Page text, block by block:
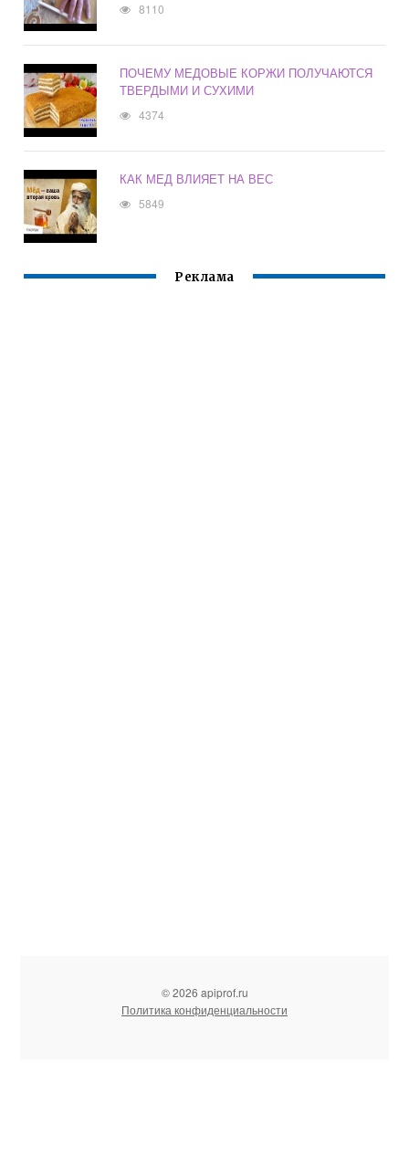
8110
ПОЧЕМУ МЕДОВЫЕ КОРЖИ ПОЛУЧАЮТСЯ
ТВЕРДЫМИ И СУХИМИ
4374
КАК МЕД ВЛИЯЕТ НА ВЕС
5849
Реклама
© 2026 apiprof.ru
Политика конфиденциальности